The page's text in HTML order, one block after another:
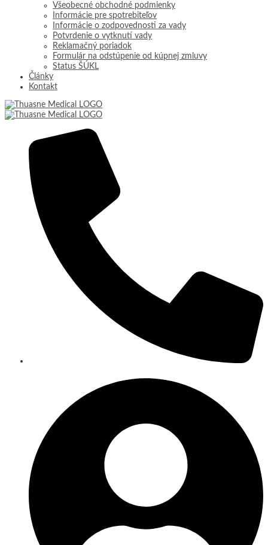
Všeobecné obchodné podmienky
Informácie pre spotrebiteľov
Informácie o zodpovednosti za vady
Potvrdenie o vytknutí vady
Reklamačný poriadok
Formulár na odstúpenie od kúpnej zmluvy
Status ŠÚKL
Články
Kontakt